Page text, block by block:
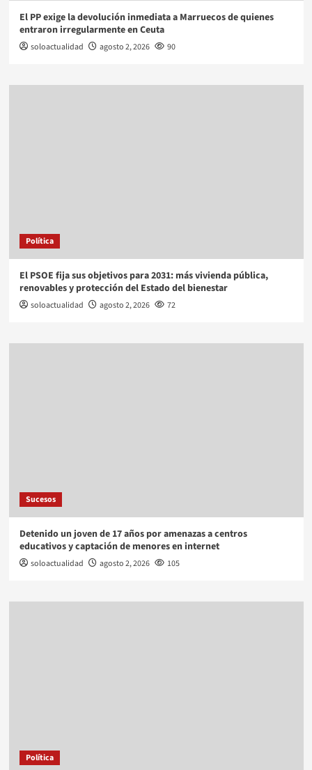
El PP exige la devolución inmediata a Marruecos de quienes
entraron irregularmente en Ceuta
soloactualidad agosto 2, 2026 90
Política
El PSOE fija sus objetivos para 2031: más vivienda pública,
renovables y protección del Estado del bienestar
soloactualidad agosto 2, 2026 72
Sucesos
Detenido un joven de 17 años por amenazas a centros
educativos y captación de menores en internet
soloactualidad agosto 2, 2026 105
Política